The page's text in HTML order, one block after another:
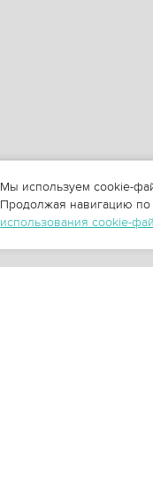
Мы используем cookie-
Продолжая навигацию по
использования cookie-